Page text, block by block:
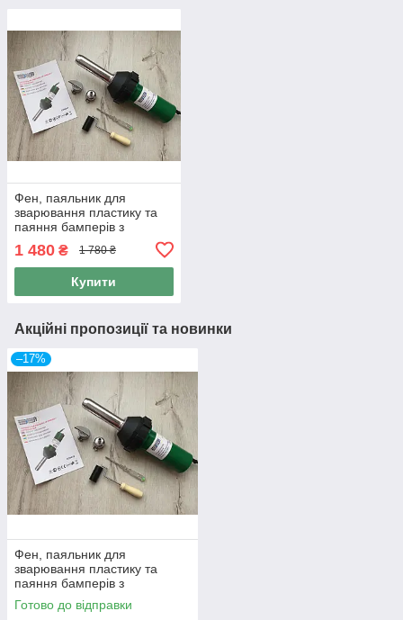
Фен, паяльник для
зварювання пластику та
паяння бамперів з
ECHG12: 1200Вт
1 480 ₴ 1 780 ₴
Купити
Акційні пропозиції та новинки
–17%
Фен, паяльник для
зварювання пластику та
паяння бамперів з
насадками Euro Craft
ECHG12: 1200Вт
Готово до відправки